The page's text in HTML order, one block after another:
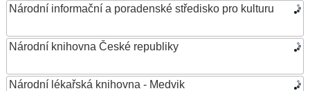
Národní informační a poradenské středisko pro kulturu
Národní knihovna České republiky
Národní lékařská knihovna - Medvik